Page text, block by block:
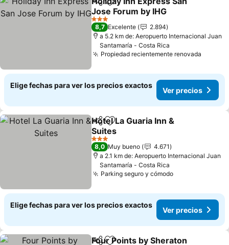
CompartirAgregar a favoritos
Jose Forum by IHG
Ver precios
3 Estrellas
8,7 Excelente
2.894
a 5.2 km de: Aeropuerto Internacional Juan
Santamaría - Costa Rica
Propiedad recientemente renovada
Elige fechas para ver los precios exactos
Ver precios
CompartirAgregar a favoritos
Hotel La Guaria Inn &
Suites
Ver precios
3 Estrellas
8,0 Muy bueno
4.671
a 2.1 km de: Aeropuerto Internacional Juan
Santamaría - Costa Rica
Parking seguro y cómodoVer precios
Elige fechas para ver los precios exactos
Ver precios
Four Points by Sheraton